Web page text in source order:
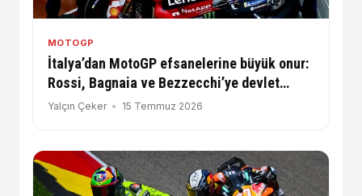
MOTOGP
İtalya’dan MotoGP efsanelerine büyük onur:
Rossi, Bagnaia ve Bezzecchi’ye devlet
görevi
Yalçın Çeker 15 Temmuz 2026